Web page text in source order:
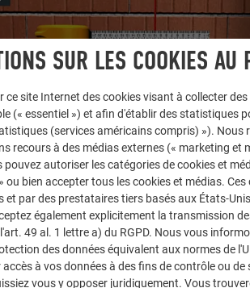
et marquez l’emplacement de la
SUR LES COOKIES AU
ce site Internet des cookies visant à collecter
(« essentiel ») et afin d'établir des statistiques
(services américains compris) »). Nous
recours à des médias externes (« marketing et
pouvez autoriser les catégories de cookies et
ou bien accepter tous les cookies et médias.
et par des prestataires tiers basés aux États-
également explicitement la transmission
49 al. 1 lettre a) du RGPD. Nous vous
des données équivalent aux normes de
à vos données à des fins de contrôle ou
vous y opposer juridiquement. Vous